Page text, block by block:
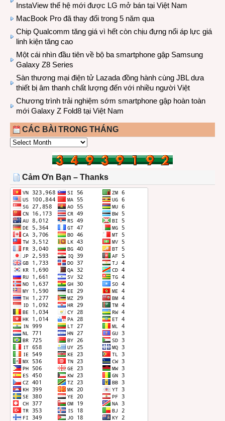
InstaView thế hệ mới được LG mở bán tại Việt Nam
MacBook Pro đã thay đổi trong 5 năm qua
Chip Qualcomm tăng giá vì hết còn chịu đựng nổi áp lực giá
linh kiện tăng cao
Một cái nhìn đầu tiên về bộ ba smartphone gập Samsung
Galaxy Z8 Series
Sàn thương mại điện tử Lazada đồng hành cùng JBL dưa
thiết bị âm thanh chất lượng đến với nhiều người Việt
Chương trình trải nghiệm sớm smartphone gập hoàn toàn
mới Galaxy Z Fold8 tại Việt Nam
CÁC BÀI TRONG THÁNG
CÁC
THÁNG
Cảm Ơn Bạn – Thanks